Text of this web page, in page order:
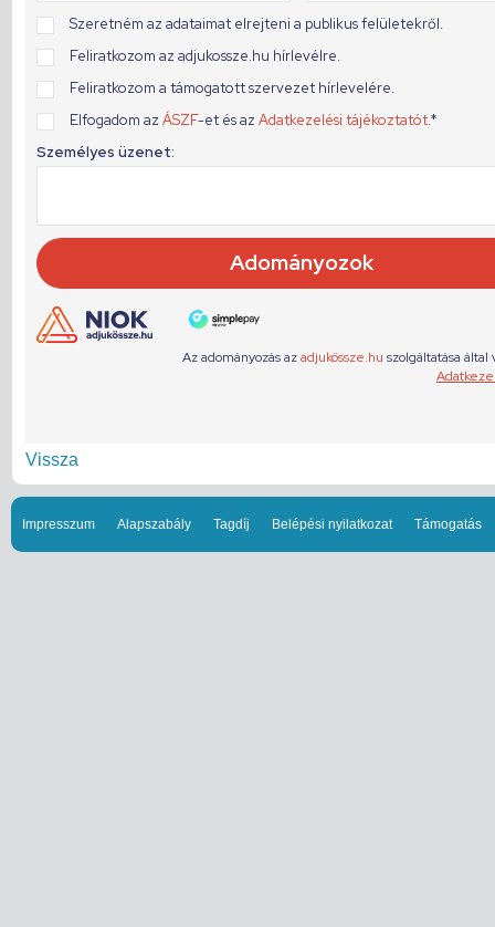
Vissza
Impresszum Alapszabály Tagdíj Belépési nyilatkozat Támogatás